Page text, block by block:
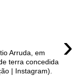
›
Arruda, em
terra concedida
| Instagram).